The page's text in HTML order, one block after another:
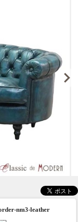
nm3-leather